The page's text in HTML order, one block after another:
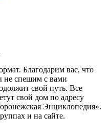
Благодарим вас, что
не спешим с вами
свой путь. Все
свой дом по адресу
Энциклопедия».
и на сайте.